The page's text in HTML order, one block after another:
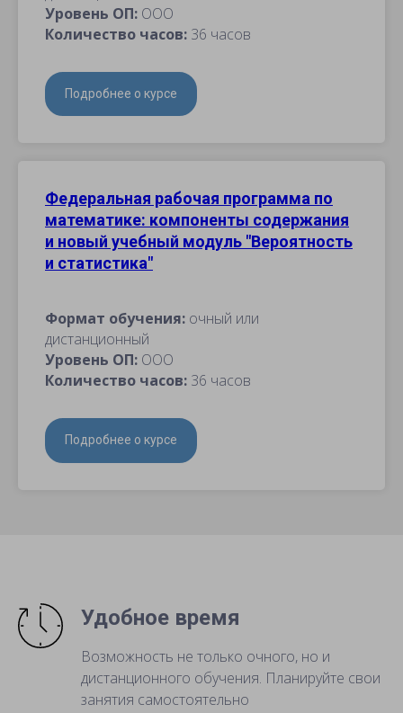
Уровень ОП: ООО
Количество часов: 36 часов
Подробнее о курсе
Федеральная рабочая программа по
математике: компоненты содержания
и новый учебный модуль "Вероятность
и статистика"
Формат обучения: очный или
дистанционный
Уровень ОП: ООО
Количество часов: 36 часов
Подробнее о курсе
Удобное время
Возможность не только очного, но и
дистанционного обучения. Планируйте свои
занятия самостоятельно